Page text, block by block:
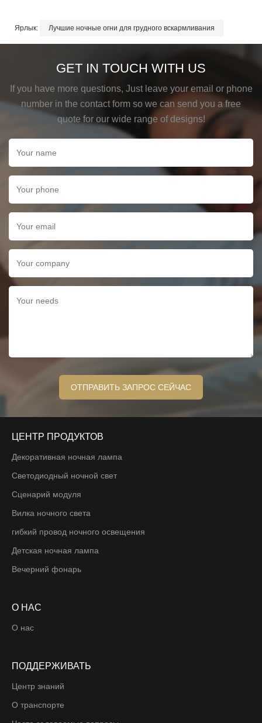
Ярлык: Лучшие ночные огни для грудного вскармливания
GET IN TOUCH WITH US
If you have more questions, Just leave your email or phone
number in the contact form so we can send you a free
quote for our wide range of designs!
ЦЕНТР ПРОДУКТОВ
Декоративная ночная лампа
Светодиодный ночной свет
Сценарий модуля
Вилка ночного света
гибкий провод ночного освещения
Детская ночная лампа
Вечерний фонарь
О НАС
О нас
ПОДДЕРЖИВАТЬ
Центр знаний
О транспорте